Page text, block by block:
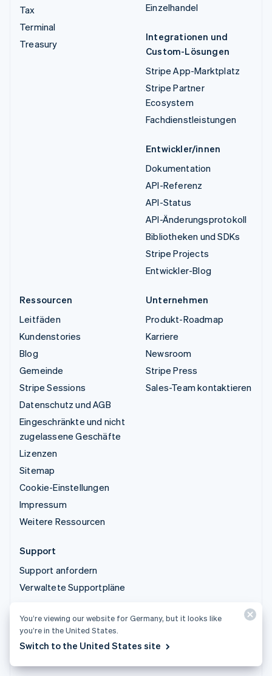
Tax
Terminal
Treasury
Einzelhandel
Integrationen und
Custom-Lösungen
Stripe App-Marktplatz
Stripe Partner
Ecosystem
Fachdienstleistungen
Entwickler/innen
Dokumentation
API-Referenz
API-Status
API-Änderungsprotokoll
Bibliotheken und SDKs
Stripe Projects
Entwickler-Blog
Ressourcen
Leitfäden
Kundenstories
Blog
Gemeinde
Stripe Sessions
Datenschutz und AGB
Eingeschränkte und nicht
zugelassene Geschäfte
Lizenzen
Sitemap
Cookie-Einstellungen
Impressum
Weitere Ressourcen
Unternehmen
Produkt-Roadmap
Karriere
Newsroom
Stripe Press
Sales-Team kontaktieren
Support
Support anfordern
Verwaltete Supportpläne
© 2026 Stripe, LLC
You’re viewing our website for Germany, but it looks like
you’re in the United States.
Switch to the United States site